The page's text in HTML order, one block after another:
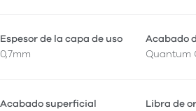
Espesor de la capa de uso
0,7mm
Acabado
Quantum
Acabado superficial
Libra de